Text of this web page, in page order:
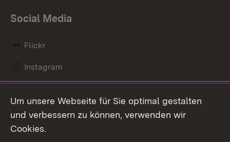
Social Media
Flickr
Instagram
Mastodon
Messenger
Um unsere Webseite für Sie optimal gestalten
und verbessern zu können, verwenden wir
Cookies.